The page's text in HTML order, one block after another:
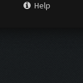
Help